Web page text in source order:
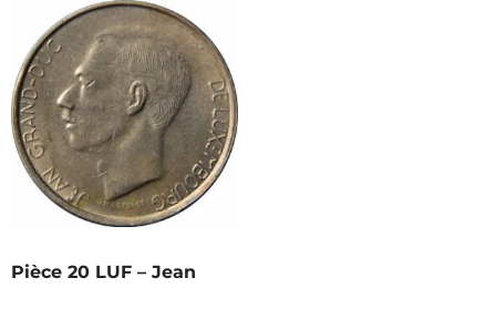
Pièce 20 LUF – Jean